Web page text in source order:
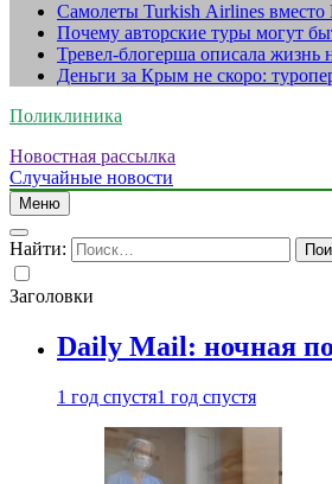
Самолеты Turkish Airlines
Почему авторские туры могут
Тревел-блогерша описала жизнь
Деньги за Крым не скоро:
Поликлиника
Новостная рассылка
Случайные новости
Меню
Найти:
Заголовки
Daily Mail: ночная
1 год спустя1 год спустя